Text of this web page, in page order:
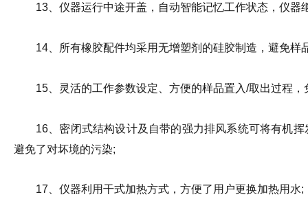
13、仪器运行中途开盖，自动智能记忆工作状态，仪
14、所有橡胶配件均采用无增塑剂的硅胶制造，避免样
15、灵活的工作参数设定、方便的样品置入/取出过程
16、密闭式结构设计及自带的强力排风系统可将有机
避免了对坏境的污染;
17、仪器利用干式加热方式，方便了用户更换加热用水;